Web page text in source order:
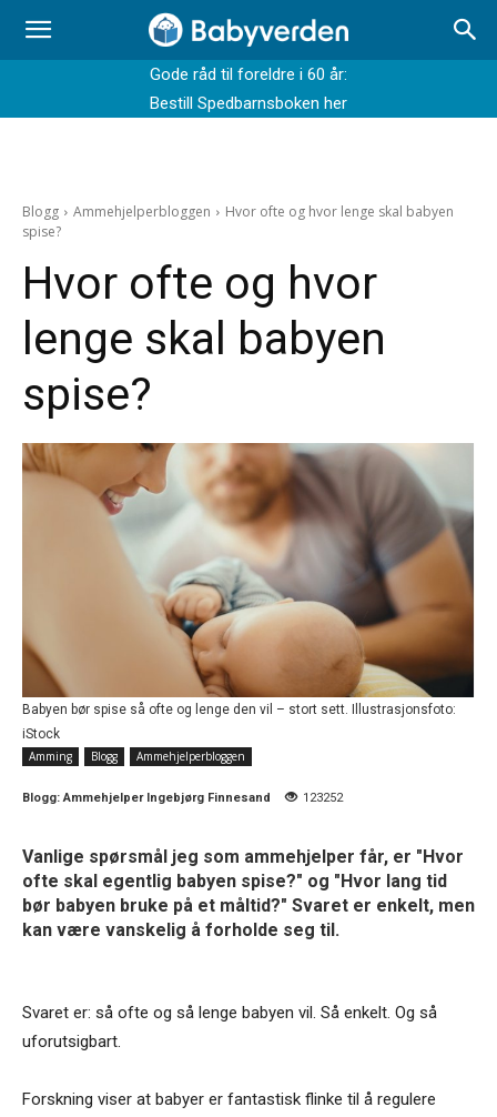
Gode råd til foreldre i 60 år:
Bestill Spedbarnsboken her
Blogg Ammehjelperbloggen
Hvor ofte og hvor lenge skal babyen
spise?
Hvor ofte og hvor
lenge skal babyen
spise?
Babyen bør spise så ofte og lenge den vil – stort sett. Illustrasjonsfoto:
iStock
Amming
Blogg Ammehjelperbloggen
Blogg:Ammehjelper Ingebjørg Finnesand 123252
Vanlige spørsmål jeg som ammehjelper får, er "Hvor
ofte skal egentlig babyen spise?" og "Hvor lang tid
bør babyen bruke på et måltid?" Svaret er enkelt, men
kan være vanskelig å forholde seg til.
Svaret er: så ofte og så lenge babyen vil. Så enkelt. Og så
uforutsigbart.
Forskning viser at babyer er fantastisk flinke til å regulere